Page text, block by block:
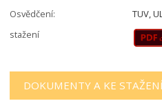
Osvědčení:
TUV,
stažení
DOKUMENTY A KE STAŽENÍ